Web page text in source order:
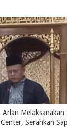
Serahkan